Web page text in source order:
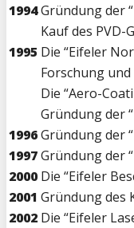
1994Gründung der
Kauf des PVD-
1995 Die “Eifeler
Forschung
Die “Aero-
Gründung der
1996Gründung der
1997Gründung der
2000 Die “Eifeler
2001 Gründung des
2002 Die “Eifeler